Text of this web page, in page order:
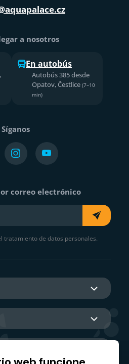
a nosotros
En autobús
Autobús 385 desde
Opatov, Čestlice (7–10
min)
Síganos
correo electrónico
tratamiento de datos personales.